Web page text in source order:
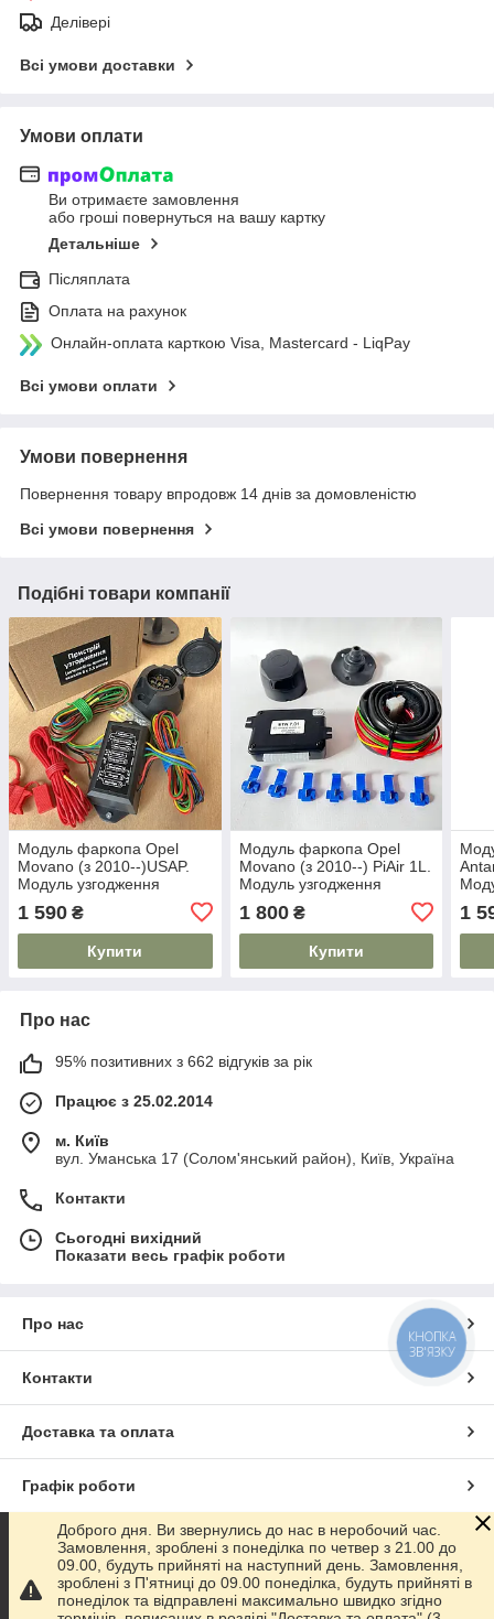
Делівері
Всі умови доставки
Умови оплати
Ви отримаєте замовлення
або гроші повернуться на вашу картку
Детальніше
Післяплата
Оплата на рахунок
Онлайн-оплата карткою Visa, Mastercard - LiqPay
Всі умови оплати
Умови повернення
Повернення товару впродовж 14 днів за домовленістю
Всі умови повернення
Подібні товари компанії
Модуль фаркопа Opel
Movano (з 2010--)USAP.
Модуль узгодження
1 590 ₴
Купити
Модуль фаркопа Opel
Movano (з 2010--) PiAir 1L.
Модуль узгодження
1 800₴
Купити
1
Про нас
95% позитивних з 662 відгуків за рік
Працює з 25.02.2014
м. Київ
вул. Уманська 17 (Солом'янський район), Київ, Україна
Контакти
Сьогодні вихідний
Показати весь графік роботи
Про нас
Контакти
Доставка та оплата
Графік роботи
Повна версія сайту
Сайт створено на маркетплейсіProm.ua
Доброго дня. Ви звернулись до нас в неробочий час.
Замовлення, зроблені з понеділка по четвер з 21.00 до
09.00, будуть прийняті на наступний день. Замовлення,
зроблені з П'ятниці до 09.00 понеділка, будуть прийняті в
понеділок та відправлені максимально швидко згідно
КНОПКА
ЗВ'ЯЗКУ